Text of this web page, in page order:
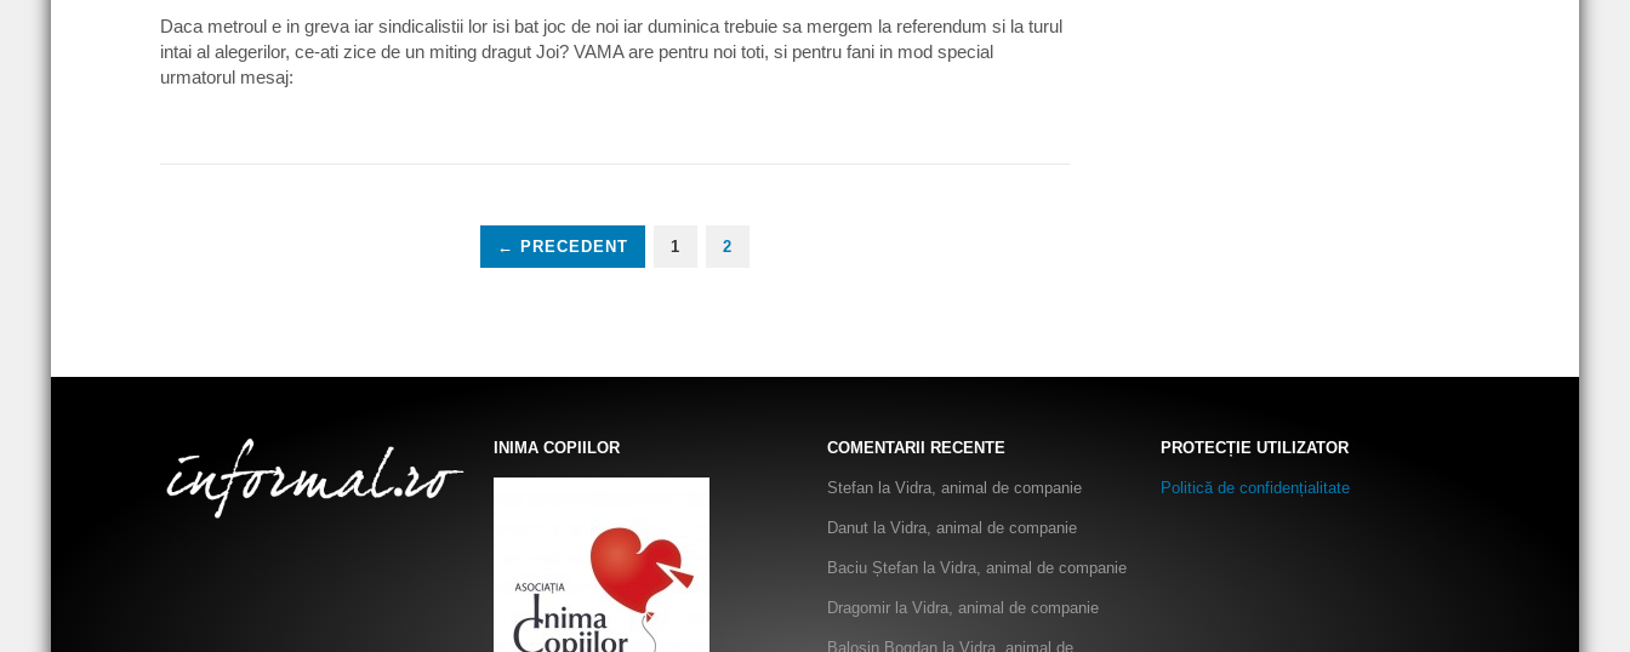
Daca metroul e in greva iar sindicalistii lor isi bat joc de noi iar duminica trebuie sa mergem la referendum si la turul
intai al alegerilor, ce-ati zice de un miting dragut Joi? VAMA are pentru noi toti, si pentru fani in mod special
urmatorul mesaj:
← PRECEDENT 1 2
INIMA COPIILOR COMENTARII RECENTE
Stefan la Vidra, animal de companie
Danut la Vidra, animal de companie
Baciu Ștefan la Vidra, animal de companie
Dragomir la Vidra, animal de companie
Balosin Bogdan la Vidra, animal de
PROTECȚIE UTILIZATOR
Politică de confidențialitate